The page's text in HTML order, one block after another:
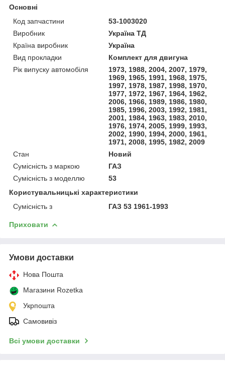
Основні
Код запчастини
53-1003020
Виробник
Україна ТД
Країна виробник
Україна
Вид прокладки
Комплект для двигуна
Рік випуску автомобіля
1973, 1988, 2004, 2007, 1979,
1969, 1965, 1991, 1968, 1975,
1997, 1978, 1987, 1998, 1970,
1977, 1972, 1967, 1964, 1962,
2006, 1966, 1989, 1986, 1980,
1985, 1996, 2003, 1992, 1981,
2001, 1984, 1963, 1983, 2010,
1976, 1974, 2005, 1999, 1993,
2002, 1990, 1994, 2000, 1961,
1971, 2008, 1995, 1982, 2009
Стан
Новий
Сумісність з маркою
ГАЗ
Сумісність з моделлю
53
Користувальницькі характеристики
Сумісність з
ГАЗ 53 1961-1993
Приховати
Умови доставки
Нова Пошта
Магазини Rozetka
Укрпошта
Самовивіз
Всі умови доставки